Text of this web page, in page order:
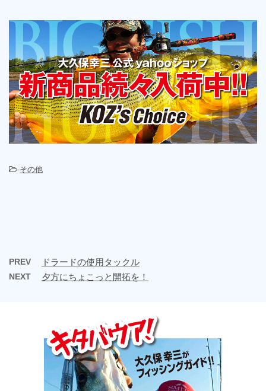
-その他
PREV ドラードの使用タックル
NEXT 夕方にちょこっと開拓を！